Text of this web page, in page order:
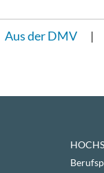
Aus der DMV